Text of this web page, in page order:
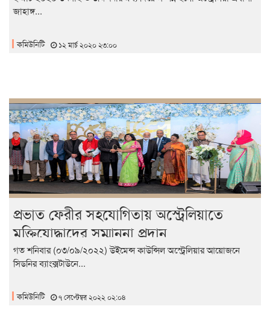
জাহাঙ্গ...
কমিউনিটি ১২ মার্চ ২০২০ ২৩:০০
প্রভাত ফেরীর সহযোগিতায় অস্ট্রেলিয়াতে
মুক্তিযোদ্ধাদের সম্মাননা প্রদান
গত শনিবার (০৩/০৯/২০২২) উইমেন্স কাউন্সিল অস্ট্রেলিয়ার আয়োজনে
সিডনির ব্যাংক্সটাউনে...
কমিউনিটি ৭ সেপ্টেম্বর ২০২২ ০২:০৪